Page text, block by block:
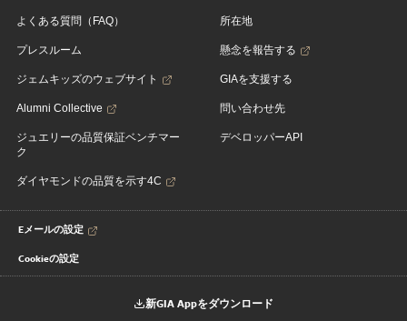
よくある質問（FAQ）
プレスルーム
ジェムキッズのウェブサイト
Alumni Collective
ジュエリーの品質保証ベンチマー
ク
ダイヤモンドの品質を示す4C
所在地
懸念を報告する
GIAを支援する
問い合わせ先
デベロッパーAPI
Eメールの設定
Cookieの設定
新GIA Appをダウンロード